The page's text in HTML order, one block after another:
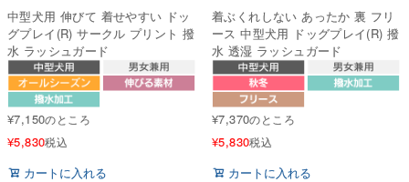
中型犬用 伸びて 着せやすい ドッ
グプレイ(R) サークル プリント 撥
水 ラッシュガード
¥7,150のところ
¥5,830税込
カートに入れる
着ぶくれしない あったか 裏 フリ
ース 中型犬用 ドッグプレイ(R) 撥
水 透湿 ラッシュガード
¥7,370のところ
¥5,830税込
カートに入れる